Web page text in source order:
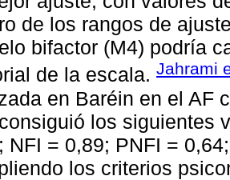
de los rangos de
bifactor (M4) podría
de la escala. Jahrami
en Baréin en el AF
los siguientes
NFI = 0,89; PNFI =
los criterios